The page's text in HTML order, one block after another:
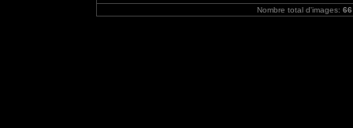
Nombre total d'images: 66